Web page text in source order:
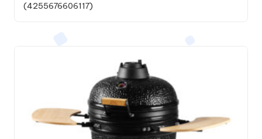
(4255676606117)